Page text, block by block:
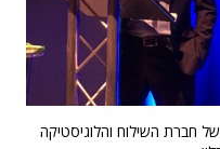
חברת השילוח והלוגיסטיקה